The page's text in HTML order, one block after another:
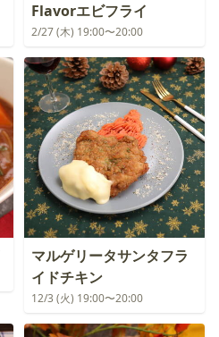
Flavorエビフライ
2/27 (木) 19:00〜20:00
マルゲリータサンタフラ
イドチキン
12/3 (火) 19:00〜20:00